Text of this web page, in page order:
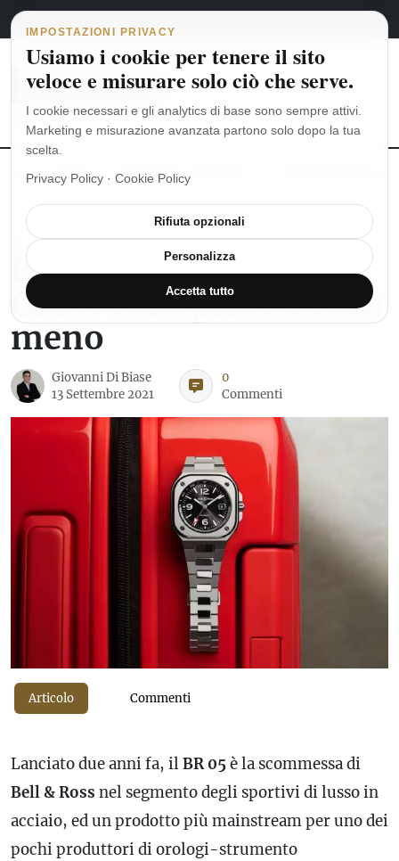
Vai al contenuto
Navigazione principale
5 agosto 2026 italiano
MoonSwatch: dalle origini al MISSION TO THE MOONPHASE
RECENSIONI OROLOGI
Bell & Ross BR 05
GMT: cosa piace e cosa
meno
Giovanni Di Biase
13 Settembre 2021
0
Commenti
Articolo Commenti
Lanciato due anni fa, ilBR 05è la scommessa di
Bell & Ross nel segmento degli sportivi di lusso in
acciaio, ed un prodotto più mainstream per uno dei
pochi produttori di orologi-strumento
IMPOSTAZIONI PRIVACY
Usiamo i cookie per tenere il sito
veloce e misurare solo ciò che serve.
I cookie necessari e gli analytics di base sono sempre attivi.
Marketing e misurazione avanzata partono solo dopo la tua
scelta.
Privacy Policy · Cookie Policy
Rifiuta opzionali
Personalizza
Accetta tutto